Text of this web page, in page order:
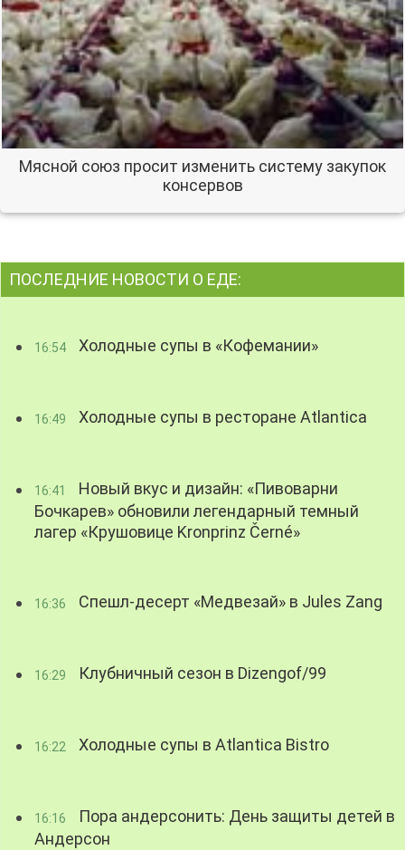
Мясной союз просит изменить систему закупок
консервов
ПОСЛЕДНИЕ НОВОСТИ О ЕДЕ:
16:54 Холодные супы в «Кофемании»
16:49 Холодные супы в ресторане Atlantica
16:41
Новый вкус и дизайн: «Пивоварни
Бочкарев» обновили легендарный темный
лагер «Крушовице Kronprinz Černé»
16:36 Спешл-десерт «Медвезай» в Jules Zang
16:29 Клубничный сезон в Dizengof/99
16:22 Холодные супы в Atlantica Bistro
16:16
Пора андерсонить: День защиты детей в
Андерсон